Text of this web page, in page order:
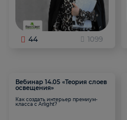
44 1099
Вебинар 14.05 «Теория слоев
освещения»
Как создать интерьер премиум-
класса с Arlight?